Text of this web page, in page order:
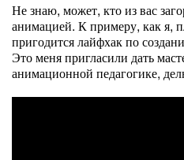
Не знаю, может, кто из вас
анимацией. К примеру, как я,
пригодится лайфхак по
Это меня пригласили дать
анимационной педагогике,